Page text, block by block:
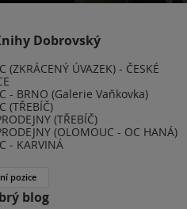
Dobrovský
(ZKRÁCENÝ ÚVAZEK) - ČESKÉ
- BRNO (Galerie Vaňkovka)
(TŘEBÍČ)
(TŘEBÍČ)
(OLOMOUC - OC HANÁ)
- KARVINÁ
pozice
blog